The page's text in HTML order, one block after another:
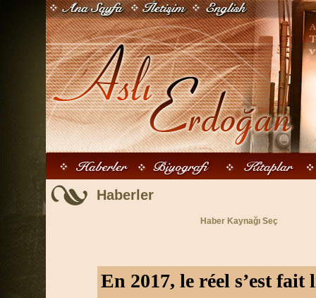
Haberler
Haber Kaynağı Seç
En 2017, le réel s’est